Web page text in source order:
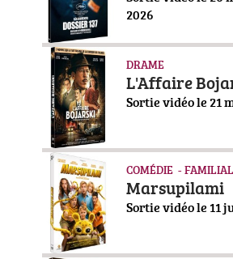
2026
DRAME
L'Affaire
Sortie vidéo le 21
COMÉDIE - FAMILIAL
Marsupilami
Sortie vidéo le 11